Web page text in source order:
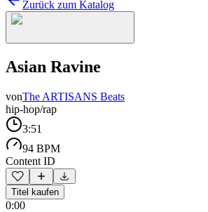
Zurück zum Katalog
Asian Ravine
vonThe ARTISANS Beats
hip-hop/rap
3:51
94 BPM
Content ID
Titel kaufen
0:00